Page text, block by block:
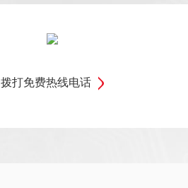
拨打免费热线电话